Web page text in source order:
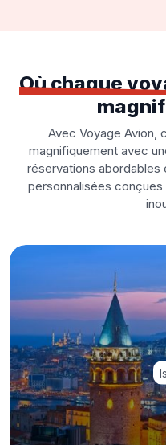
Où chaque
Avec Voyage Avion,
magnifiquement avec
réservations
personnalisées